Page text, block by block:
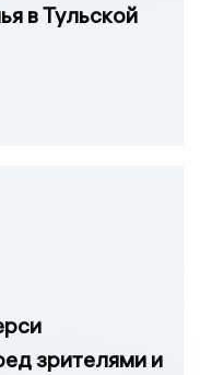
в Тульской
зрителями и